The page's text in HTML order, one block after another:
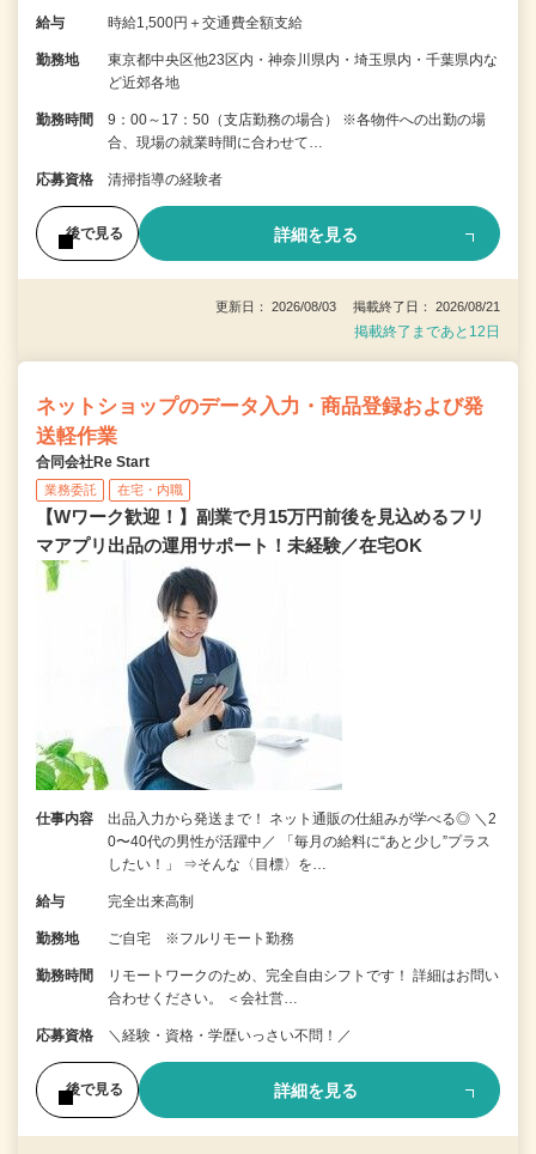
給与 時給1,500円＋交通費全額支給
勤務地
東京都中央区他23区内・神奈川県内・埼玉県内・千葉県内な
ど近郊各地
勤務時間
9：00～17：50（支店勤務の場合） ※各物件への出勤の場
合、現場の就業時間に合わせて…
応募資格 清掃指導の経験者
後で見る 詳細を見る
更新日： 2026/08/03 掲載終了日： 2026/08/21
掲載終了まであと12日
ネットショップのデータ入力・商品登録および発
送軽作業
合同会社Re Start
業務委託 在宅・内職
【Wワーク歓迎！】副業で月15万円前後を見込めるフリ
マアプリ出品の運用サポート！未経験／在宅OK
仕事内容
出品入力から発送まで！ ネット通販の仕組みが学べる◎ ＼2
0〜40代の男性が活躍中／ 「毎月の給料に“あと少し”プラス
したい！」 ⇒そんな〈目標〉を…
給与 完全出来高制
勤務地 ご自宅 ※フルリモート勤務
勤務時間
リモートワークのため、完全自由シフトです！ 詳細はお問い
合わせください。 ＜会社営…
応募資格 ＼経験・資格・学歴いっさい不問！／
後で見る 詳細を見る